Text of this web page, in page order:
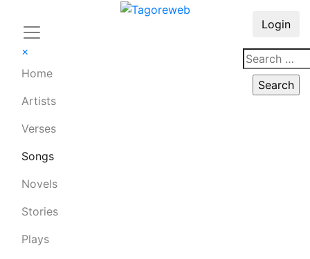
×
Home
Artists
Verses
Songs
Novels
Stories
Plays
Login